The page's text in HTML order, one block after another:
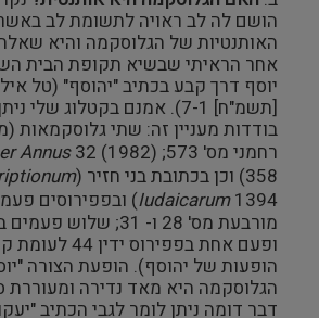
הושם לה לב ראויה לתשומת לב
האותנטיות של הגלוסקמה והיא
אחר הראיתי שבשיא תקופת הבית
יוסף דרך קבע בכתיב "יהוסף" (טל
[תשמ"ח] 7-1). אמנם בקטלוג
רחמני מס' 573; Peuch,
Annus32 (1982)
358) וכן בכתובת בני חזיר (
Iudaicarum1394) ובפפירוסים
הופעות של יהוסף). הופעת הצורה
הגלוסקמה היא מאד נדירה ומעוררת
דבר דומה ניתן לומר לגבי הכתיב